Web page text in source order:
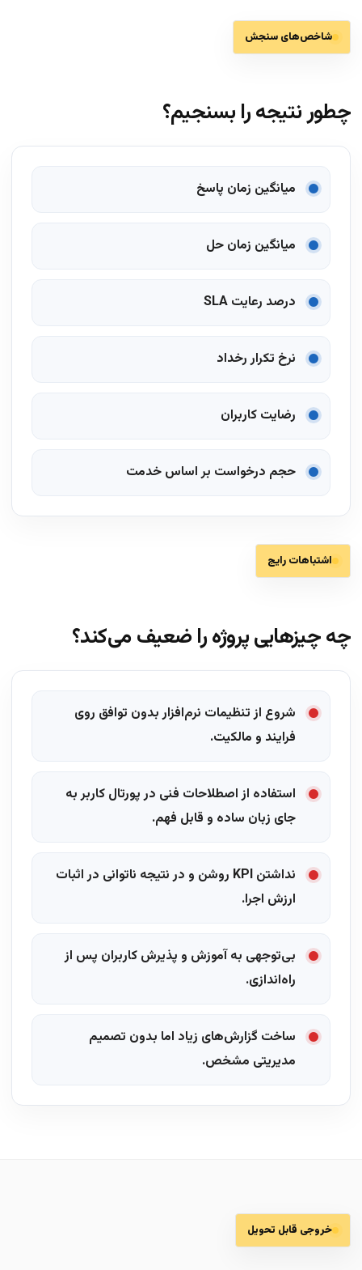
شاخص‌های سنجش
چطور نتیجه را بسنجیم؟
میانگین زمان پاسخ
میانگین زمان حل
درصد رعایت SLA
نرخ تکرار رخداد
رضایت کاربران
حجم درخواست بر اساس خدمت
اشتباهات رایج
چه چیزهایی پروژه را ضعیف می‌کند؟
شروع از تنظیمات نرم‌افزار بدون توافق روی
فرایند و مالکیت.
استفاده از اصطلاحات فنی در پورتال کاربر به
جای زبان ساده و قابل فهم.
نداشتن KPI روشن و در نتیجه ناتوانی در اثبات
ارزش اجرا.
بی‌توجهی به آموزش و پذیرش کاربران پس از
راه‌اندازی.
ساخت گزارش‌های زیاد اما بدون تصمیم
مدیریتی مشخص.
خروجی قابل تحویل